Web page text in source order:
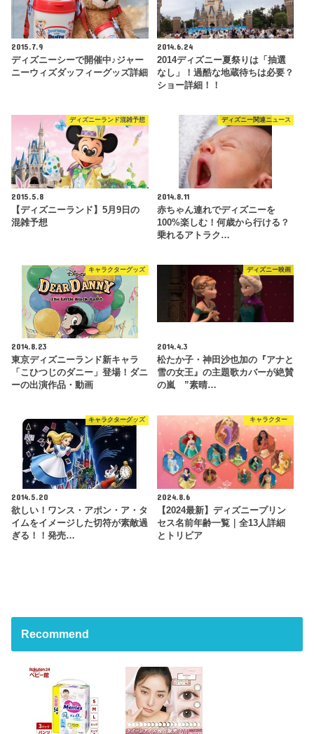
2015.7.9
ディズニーシーで開催中♪ジャー
ニーウィズダッフィーグッズ詳細
2014.6.24
2014ディズニー夏祭りは「抽選
なし」！過酷な地蔵待ちは必要？
ショー詳細！！
ディズニーランド混雑予想
2015.5.8
【ディズニーランド】5月9日の
混雑予想
ディズニー関連ニュース
2014.8.11
赤ちゃん連れでディズニーを
100%楽しむ！何歳から行ける？
乗れるアトラク…
キャラクターグッズ
2014.8.23
東京ディズニーランド新キャラ
「こひつじのダニー」登場！ダニ
ーの出演作品・動画
ディズニー映画
2014.4.3
松たか子・神田沙也加の『アナと
雪の女王』の主題歌カバーが絶賛
の嵐 ”素晴…
キャラクターグッズ
2014.5.20
欲しい！ワンス・アポン・ア・タ
イムをイメージした切符が素敵過
ぎる！！発売…
キャラクター
2024.8.6
【2024最新】ディズニープリン
セス名前年齢一覧｜全13人詳細
とトリビア
Recommend